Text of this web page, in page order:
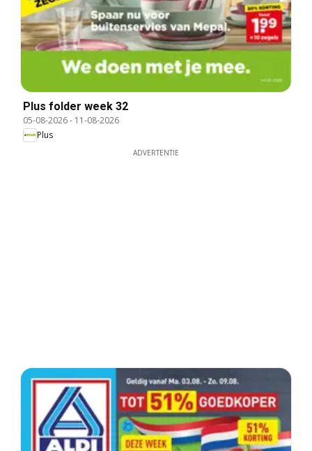
Plus folder week 32
05-08-2026- 11-08-2026
Plus
ADVERTENTIE